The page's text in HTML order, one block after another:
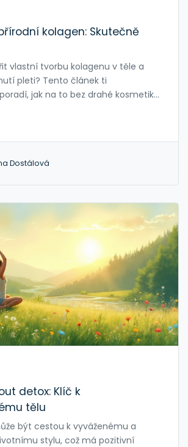
kolagen: Skutečně
vlastní tvorbu kolagenu v těle a
pleti? Tento článek ti
jak na to bez drahé kosmetiky.
a zvyky ho přirozeně zvyšují a
po ruce, i triky, které většina lidí
prázdné fráze, jen jednoduché
opravdu fungují.
Dostálová
detox: Klíč k
tělu
být cestou k vyváženému a
stylu, což má pozitivní